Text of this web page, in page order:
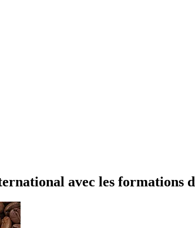
avec les formations